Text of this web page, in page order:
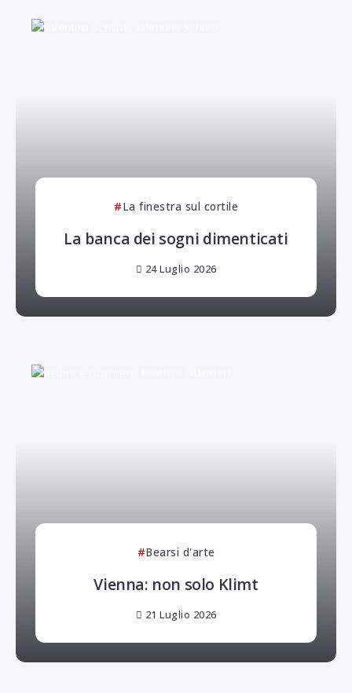
La finestra sul cortile
La banca dei sogni dimenticati
24 Luglio 2026
Bearsi d'arte
Vienna: non solo Klimt
21 Luglio 2026